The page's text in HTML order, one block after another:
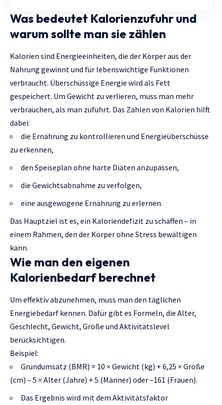
Was bedeutet Kalorienzufuhr und
warum sollte man sie zählen
Kalorien sind Energieeinheiten, die der Körper aus der
Nahrung gewinnt und für lebenswichtige Funktionen
verbraucht. Überschüssige Energie wird als Fett
gespeichert. Um Gewicht zu verlieren, muss man mehr
verbrauchen, als man zuführt. Das Zählen von Kalorien hilft
dabei:
die Ernährung zu kontrollieren und Energieüberschüsse
zu erkennen,
den Speiseplan ohne harte Diäten anzupassen,
die Gewichtsabnahme zu verfolgen,
eine ausgewogene Ernährung zu erlernen.
Das Hauptziel ist es, ein Kaloriendefizit zu schaffen – in
einem Rahmen, den der Körper ohne Stress bewältigen
kann.
Wie man den eigenen
Kalorienbedarf berechnet
Um effektiv abzunehmen, muss man den täglichen
Energiebedarf kennen. Dafür gibt es Formeln, die Alter,
Geschlecht, Gewicht, Größe und Aktivitätslevel
berücksichtigen.
Beispiel:
Grundumsatz (BMR) = 10 × Gewicht (kg) + 6,25 × Größe
(cm) – 5 × Alter (Jahre) + 5 (Männer) oder –161 (Frauen).
Das Ergebnis wird mit dem Aktivitätsfaktor